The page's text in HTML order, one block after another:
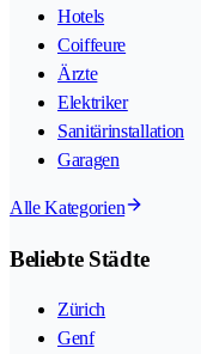
Hotels
Coiffeure
Ärzte
Elektriker
Sanitärinstallation
Garagen
Alle Kategorien
Beliebte Städte
Zürich
Genf